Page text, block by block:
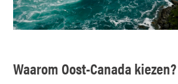
Waarom Oost-Canada kiezen?